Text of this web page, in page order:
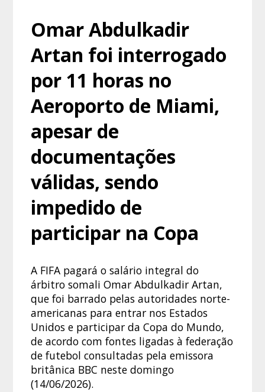
Omar Abdulkadir
Artan foi interrogado
por 11 horas no
Aeroporto de Miami,
apesar de
documentações
válidas, sendo
impedido de
participar na Copa
A FIFA pagará o salário integral do
árbitro somali Omar Abdulkadir Artan,
que foi barrado pelas autoridades norte-
americanas para entrar nos Estados
Unidos e participar da Copa do Mundo,
de acordo com fontes ligadas à federação
de futebol consultadas pela emissora
britânica BBC neste domingo
(14/06/2026).